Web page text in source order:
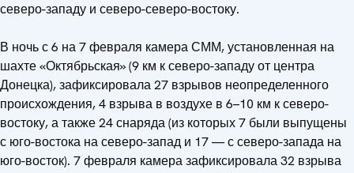
северо-западу и северо-северо-востоку.
В ночь с 6 на 7 февраля камера СММ, установленная на
шахте «Октябрьская» (9 км к северо-западу от центра
Донецка), зафиксировала 27 взрывов неопределенного
происхождения, 4 взрыва в воздухе в 6–10 км к северо-
востоку, а также 24 снаряда (из которых 7 были выпущены
с юго-востока на северо-запад и 17 — с северо-запада на
юго-восток). 7 февраля камера зафиксировала 32 взрыва